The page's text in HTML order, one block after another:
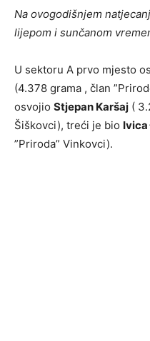
Na ovogodišnjem
lijepom i sunčanom
U sektoru A prvo mjesto
(4.378 grama , član
osvojio Stjepan Karšaj (
Šiškovci), treći je bio
”Priroda” Vinkovci).